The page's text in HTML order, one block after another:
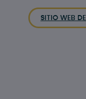
SITIO WEB